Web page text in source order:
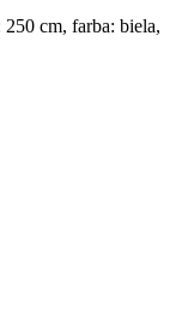
cm, farba: biela,